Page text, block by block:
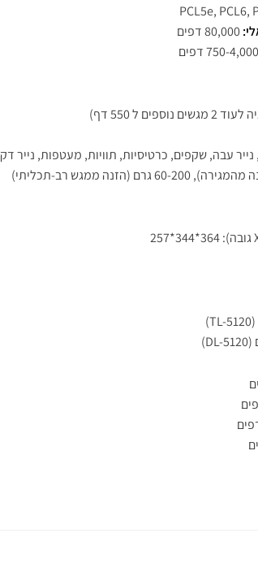
נייר עבה, שקפים, כרטיסיות, תוויות, מעטפות, נייר דק